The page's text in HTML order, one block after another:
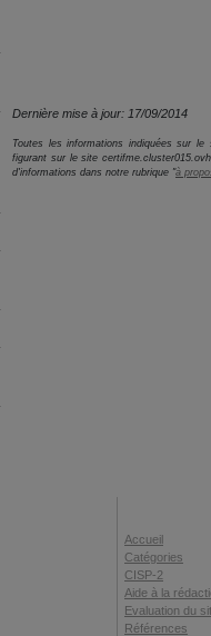
Dernière mise à jour: 17/09/2014
Toutes les informations indiquées sur
figurant sur le site
d'informations dans notre rubrique "à
Accueil
Catégories
CISP-2
Aide à la
Evaluation du
Références